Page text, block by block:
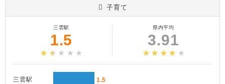
子育て
三雲駅
1.5
県内平均
3.91
三雲駅 1.5